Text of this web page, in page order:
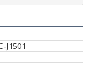
J1501